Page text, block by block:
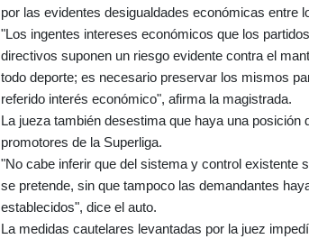
por las evidentes desigualdades económicas entre
"Los ingentes intereses económicos que los
directivos suponen un riesgo evidente contra el
todo deporte; es necesario preservar los mismos
referido interés económico", afirma la magistrada.
La jueza también desestima que haya una posición
promotores de la Superliga.
"No cabe inferir que del sistema y control existente
se pretende, sin que tampoco las demandantes
establecidos", dice el auto.
La medidas cautelares levantadas por la juez